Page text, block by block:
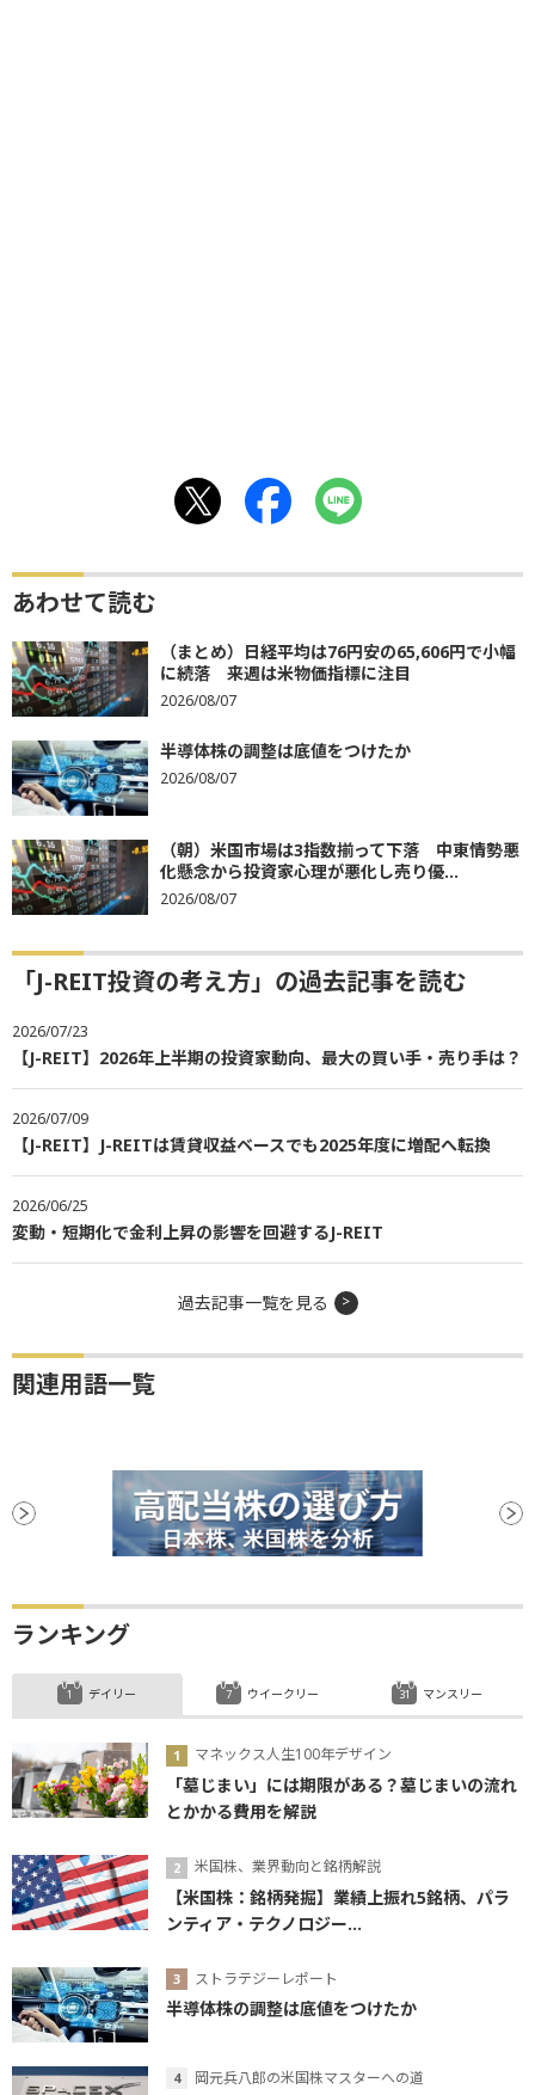
あわせて読む
（まとめ）日経平均は76円安の65,606円で小幅
に続落 来週は米物価指標に注目
2026/08/07
半導体株の調整は底値をつけたか
2026/08/07
（朝）米国市場は3指数揃って下落 中東情勢悪
化懸念から投資家心理が悪化し売り優...
2026/08/07
「J-REIT投資の考え方」の過去記事を読む
2026/07/23
【J-REIT】2026年上半期の投資家動向、最大の買い手・売り手は？
2026/07/09
【J-REIT】J-REITは賃貸収益ベースでも2025年度に増配へ転換
2026/06/25
変動・短期化で金利上昇の影響を回避するJ-REIT
過去記事一覧を見る
関連用語一覧
ランキング
デイリー
マネックス人生100年デザイン
「墓じまい」には期限がある？墓じまいの流れ
とかかる費用を解説
米国株、業界動向と銘柄解説
【米国株：銘柄発掘】業績上振れ5銘柄、パラ
ンティア・テクノロジー...
ストラテジーレポート
半導体株の調整は底値をつけたか
岡元兵八郎の米国株マスターへの道
ウイークリー マンスリー